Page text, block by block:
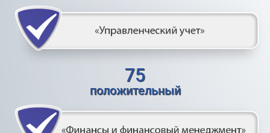
75
положительный